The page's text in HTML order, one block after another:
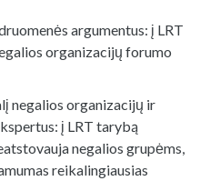
argumentus: į LRT
organizacijų forumo
negalios organizacijų ir
į LRT tarybą
negalios grupėms,
reikalingiausias